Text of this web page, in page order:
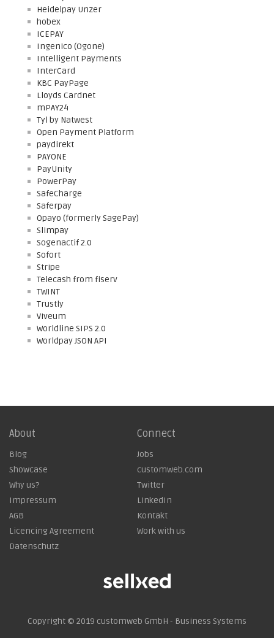
Heidelpay Unzer
hobex
ICEPAY
Ingenico (Ogone)
Intelligent Payments
InterCard
KBC PayPage
Lloyds Cardnet
mPAY24
Tyl by Natwest
Open Payment Platform
paydirekt
PAYONE
PayUnity
PowerPay
SafeCharge
Saferpay
Opayo (formerly SagePay)
Slimpay
Sogenactif 2.0
Sofort
Stripe
Telecash from fiserv
TWINT
Trustly
Viveum
Worldline SIPS 2.0
Worldpay JSON API
About
Blog
Showcase
Why us?
Impressum
AGB
Licencing Agreement
Datenschutz
Connect
Jobs
customweb.com
Twitter
LinkedIn
Kontakt
Work with us
Copyright © 2019 customweb GmbH - Business Systems